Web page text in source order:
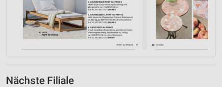
Nächste Filiale